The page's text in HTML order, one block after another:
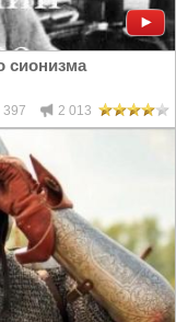
сионизма
397 2 013